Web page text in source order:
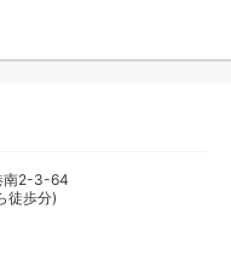
南2-3-64
徒歩分)